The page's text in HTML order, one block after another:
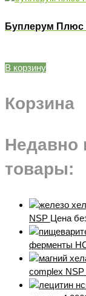
Буплерум Плюс
В корзину
Корзина
Недавно
товары:
NSP Цена
ферменты
complex NSP